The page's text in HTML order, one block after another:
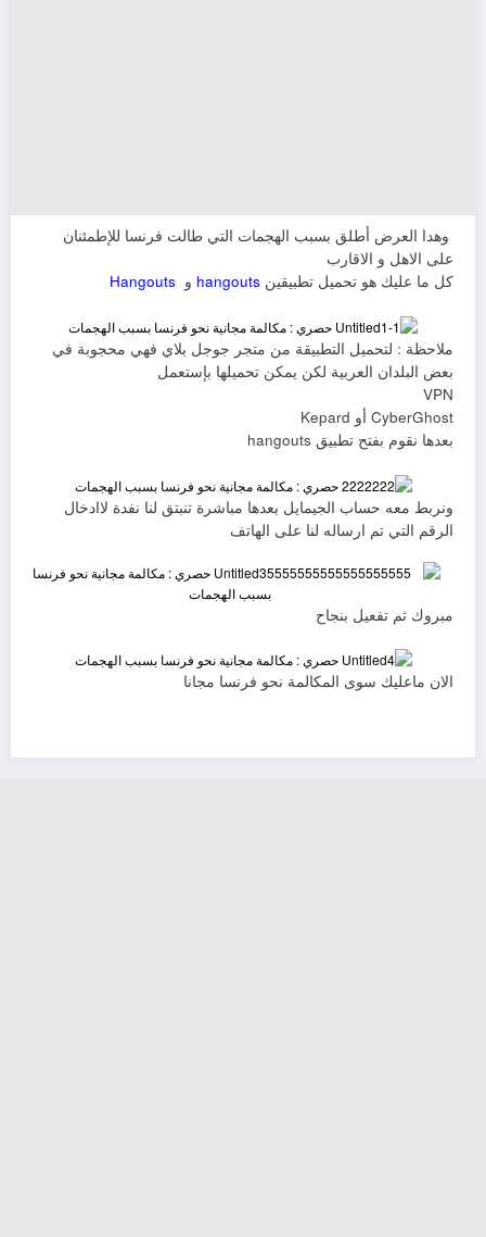
وهدا العرض أطلق بسبب الهجمات التي طالت فرنسا للإطمئنان
على الاهل و الاقارب
كل ما عليك هو تحميل تطبيقين hangouts و Hangouts
ملاحظة : لتحميل التطبيقة من متجر جوجل بلاي فهي محجوبة في
بعض البلدان العربية لكن يمكن تحميلها بإستعمل
VPN
CyberGhost أو Kepard
بعدها نقوم بفتح تطبيق hangouts
ونربط معه حساب الجيمايل بعدها مباشرة تنبتق لنا نفدة لاادخال
الرقم التي تم ارساله لنا على الهاتف
مبروك ثم تفعيل بنجاح
الان ماعليك سوى المكالمة نحو فرنسا مجانا